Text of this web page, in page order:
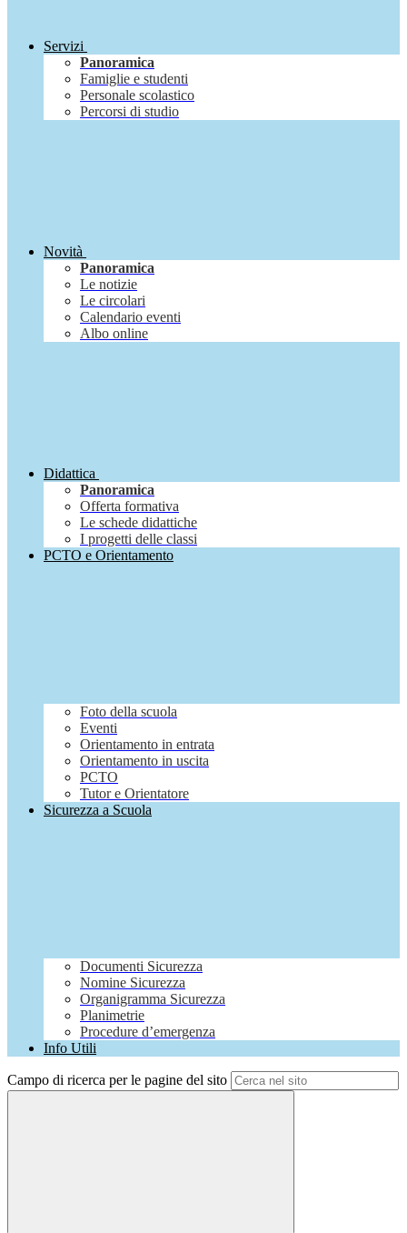
Servizi
Panoramica
Famiglie e studenti
Personale scolastico
Percorsi di studio
Novità
Panoramica
Le notizie
Le circolari
Calendario eventi
Albo online
Didattica
Panoramica
Offerta formativa
Le schede didattiche
I progetti delle classi
PCTO e Orientamento
Foto della scuola
Eventi
Orientamento in entrata
Orientamento in uscita
PCTO
Tutor e Orientatore
Sicurezza a Scuola
Documenti Sicurezza
Nomine Sicurezza
Organigramma Sicurezza
Planimetrie
Procedure d’emergenza
Info Utili
Campo di ricerca per le pagine del sito